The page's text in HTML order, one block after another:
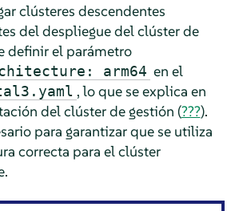
clústeres descendentes
del despliegue del clúster de
definir el parámetro
arm64 en el
, lo que se explica en
del clúster de gestión (???).
para garantizar que se utiliza
correcta para el clúster